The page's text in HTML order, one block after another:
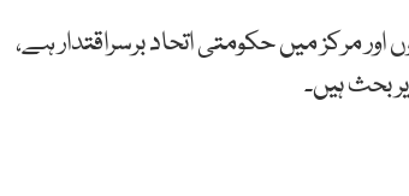
مرکز میں حکومتی اتحاد برسراقتدار ہے،
بحث ہیں۔